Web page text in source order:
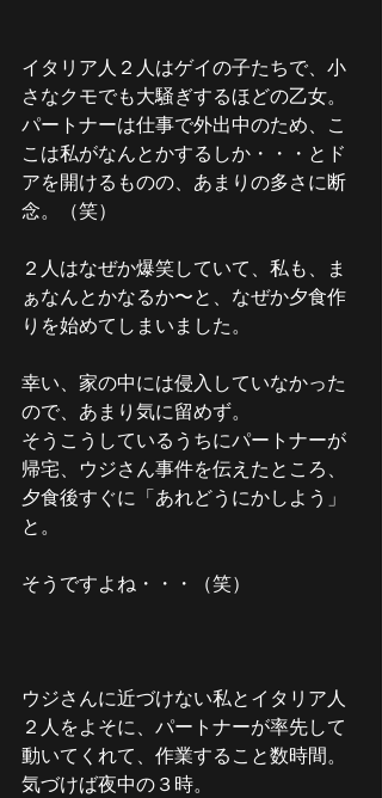
イタリア人２人はゲイの子たちで、小
さなクモでも大騒ぎするほどの乙女。
パートナーは仕事で外出中のため、こ
こは私がなんとかするしか・・・とド
アを開けるものの、あまりの多さに断
念。（笑）
２人はなぜか爆笑していて、私も、ま
ぁなんとかなるか〜と、なぜか夕食作
りを始めてしまいました。
幸い、家の中には侵入していなかった
ので、あまり気に留めず。
そうこうしているうちにパートナーが
帰宅、ウジさん事件を伝えたところ、
夕食後すぐに「あれどうにかしよう」
と。
そうですよね・・・（笑）
ウジさんに近づけない私とイタリア人
２人をよそに、パートナーが率先して
動いてくれて、作業すること数時間。
気づけば夜中の３時。